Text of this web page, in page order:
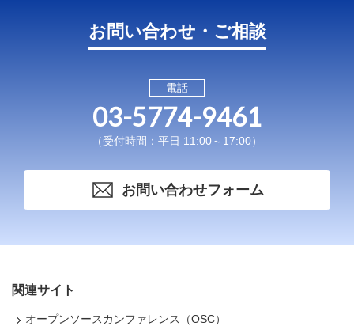
お問い合わせ・ご相談
電話
03-5774-9461
（受付時間：平日 11:00～17:00）
お問い合わせフォーム
関連サイト
オープンソースカンファレンス（OSC）